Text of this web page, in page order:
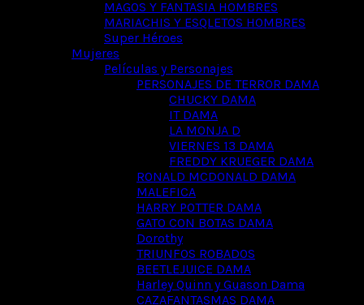
MAGOS Y FANTASIA HOMBRES
MARIACHIS Y ESQLETOS HOMBRES
Super Héroes
Mujeres
Películas y Personajes
PERSONAJES DE TERROR DAMA
CHUCKY DAMA
IT DAMA
LA MONJA D
VIERNES 13 DAMA
FREDDY KRUEGER DAMA
RONALD MCDONALD DAMA
MALEFICA
HARRY POTTER DAMA
GATO CON BOTAS DAMA
Dorothy
TRIUNFOS ROBADOS
BEETLEJUICE DAMA
Harley Quinn y Guason Dama
CAZAFANTASMAS DAMA